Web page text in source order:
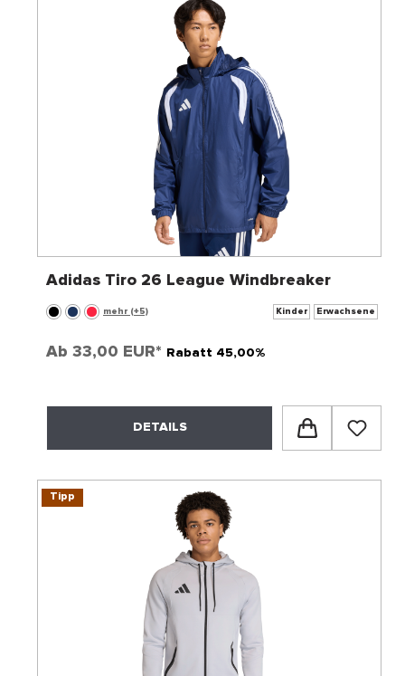
Adidas Tiro 26 League Windbreaker
mehr (+5) Kinder Erwachsene
Ab 33,00 EUR* Rabatt 45,00%
DETAILS
Tipp